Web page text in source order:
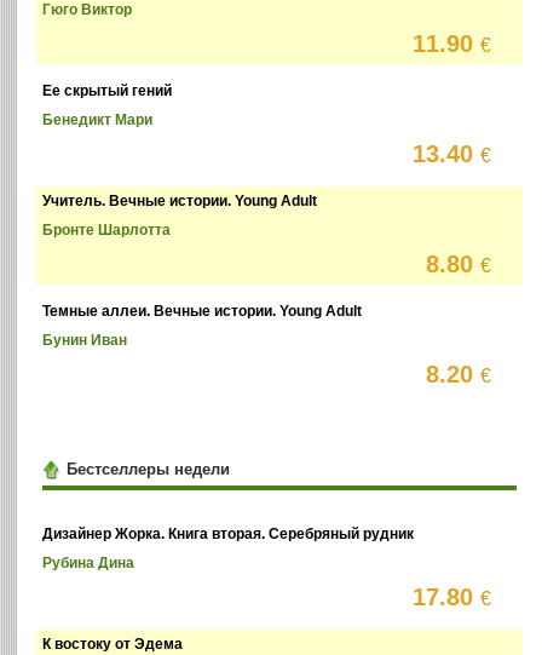
Гюго Виктор
11.90€
Ее скрытый гений
Бенедикт Мари
13.40€
Учитель. Вечные истории. Young Adult
Бронте Шарлотта
8.80€
Темные аллеи. Вечные истории. Young Adult
Бунин Иван
8.20€
Бестселлеры недели
Дизайнер Жорка. Книга вторая. Серебряный рудник
Рубина Дина
17.80€
К востоку от Эдема